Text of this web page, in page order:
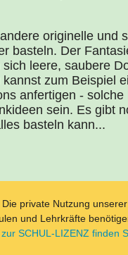
originelle und
basteln. Der
leere, saubere
zum Beispiel
anfertigen - solche
sein. Es gibt
basteln kann...
private Nutzung
und Lehrkräfte
SCHUL-LIZENZ finden